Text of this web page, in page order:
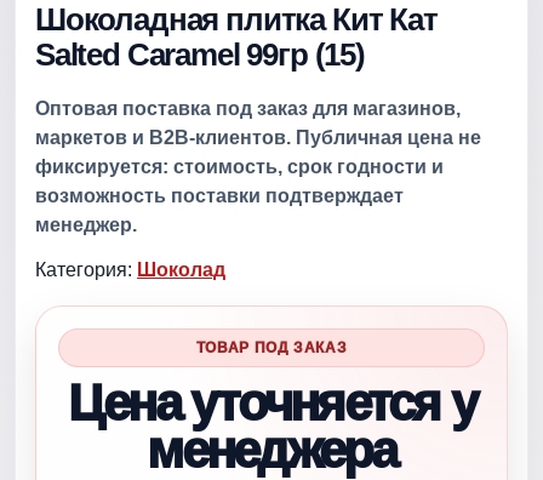
Шоколадная плитка Кит Кат
Salted Caramel 99гр (15)
Оптовая поставка под заказ для магазинов,
маркетов и B2B-клиентов. Публичная цена не
фиксируется: стоимость, срок годности и
возможность поставки подтверждает
менеджер.
Категория: Шоколад
ТОВАР ПОД ЗАКАЗ
Цена уточняется у
менеджера